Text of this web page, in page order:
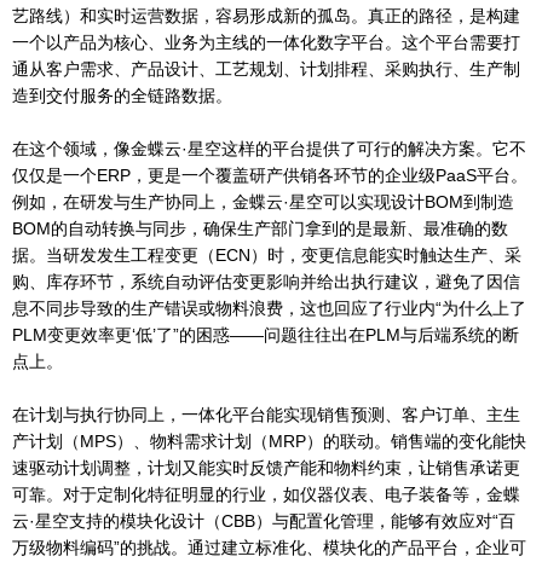
艺路线）和实时运营数据，容易形成新的孤岛。真正的路径，是构建
一个以产品为核心、业务为主线的一体化数字平台。这个平台需要打
通从客户需求、产品设计、工艺规划、计划排程、采购执行、生产制
造到交付服务的全链路数据。
在这个领域，像金蝶云·星空这样的平台提供了可行的解决方案。它不
仅仅是一个ERP，更是一个覆盖研产供销各环节的企业级PaaS平台。
例如，在研发与生产协同上，金蝶云·星空可以实现设计BOM到制造
BOM的自动转换与同步，确保生产部门拿到的是最新、最准确的数
据。当研发发生工程变更（ECN）时，变更信息能实时触达生产、采
购、库存环节，系统自动评估变更影响并给出执行建议，避免了因信
息不同步导致的生产错误或物料浪费，这也回应了行业内“为什么上了
PLM变更效率更‘低’了”的困惑——问题往往出在PLM与后端系统的断
点上。
在计划与执行协同上，一体化平台能实现销售预测、客户订单、主生
产计划（MPS）、物料需求计划（MRP）的联动。销售端的变化能快
速驱动计划调整，计划又能实时反馈产能和物料约束，让销售承诺更
可靠。对于定制化特征明显的行业，如仪器仪表、电子装备等，金蝶
云·星空支持的模块化设计（CBB）与配置化管理，能够有效应对“百
万级物料编码”的挑战。通过建立标准化、模块化的产品平台，企业可